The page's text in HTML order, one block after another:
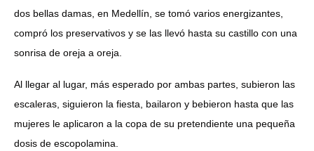
dos bellas damas, en Medellín, se tomó varios energizantes,
compró los preservativos y se las llevó hasta su castillo con una
sonrisa de oreja a oreja.
Al llegar al lugar, más esperado por ambas partes, subieron las
escaleras, siguieron la fiesta, bailaron y bebieron hasta que las
mujeres le aplicaron a la copa de su pretendiente una pequeña
dosis de escopolamina.